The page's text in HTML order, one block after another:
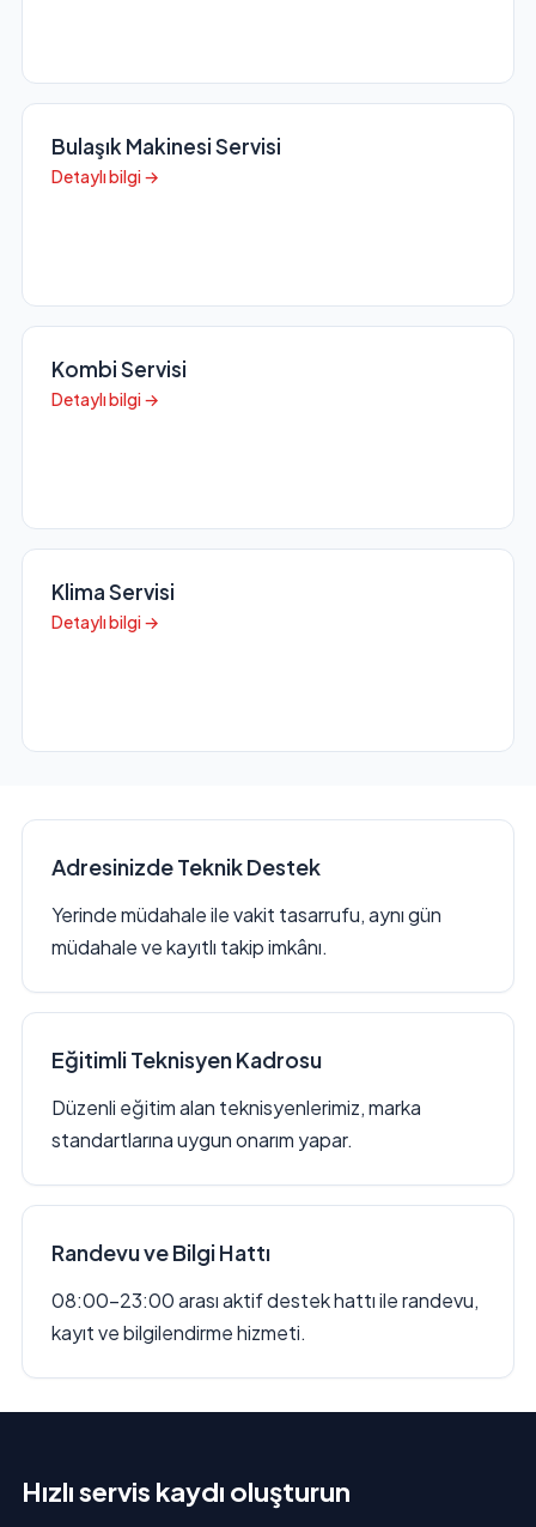
Bulaşık Makinesi Servisi
Detaylı bilgi →
Kombi Servisi
Detaylı bilgi →
Klima Servisi
Detaylı bilgi →
Adresinizde Teknik Destek
Yerinde müdahale ile vakit tasarrufu, aynı gün
müdahale ve kayıtlı takip imkânı.
Eğitimli Teknisyen Kadrosu
Düzenli eğitim alan teknisyenlerimiz, marka
standartlarına uygun onarım yapar.
Randevu ve Bilgi Hattı
08:00–23:00 arası aktif destek hattı ile randevu,
kayıt ve bilgilendirme hizmeti.
Hızlı servis kaydı oluşturun